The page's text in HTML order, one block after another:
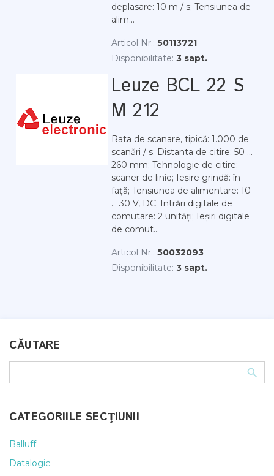
deplasare: 10 m / s; Tensiunea de
alim...
Articol Nr.: 50113721
Disponibilitate: 3 sapt.
Leuze BCL 22 S
M 212
Rata de scanare, tipică: 1.000 de
scanări / s; Distanta de citire: 50 ...
260 mm; Tehnologie de citire:
scaner de linie; Ieșire grindă: în
față; Tensiunea de alimentare: 10
... 30 V, DC; Intrări digitale de
comutare: 2 unități; Ieșiri digitale
de comut...
Articol Nr.: 50032093
Disponibilitate: 3 sapt.
CĂUTARE
CATEGORIILE SECŢIUNII
Balluff
Datalogic